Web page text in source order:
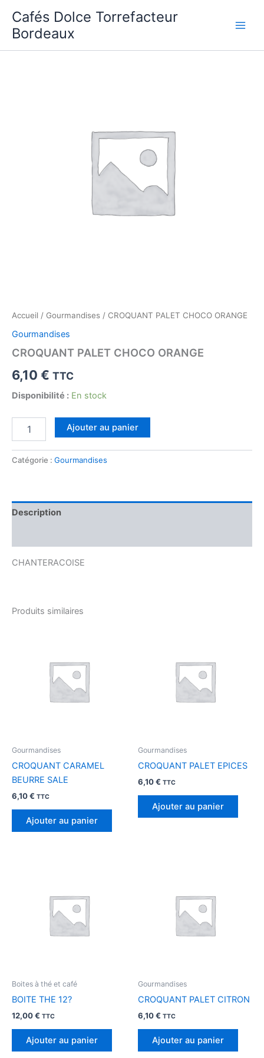
contenu
Cafés Dolce Torrefacteur
Bordeaux
Accueil / Gourmandises / CROQUANT PALET CHOCO ORANGE
Gourmandises
CROQUANT PALET CHOCO ORANGE
6,10 € TTC
Disponibilité : En stock
PALET
Ajouter au panier
Catégorie : Gourmandises
Description
CHANTERACOISE
Produits similaires
Gourmandises
CROQUANT CARAMEL
BEURRE SALE
6,10€ TTC
Ajouter au panier
Gourmandises
CROQUANT PALET EPICES
6,10€ TTC
Ajouter au panier
Boites à thé et café
BOITE THE 12?
12,00€ TTC
Ajouter au panier
Gourmandises
CROQUANT PALET CITRON
6,10€ TTC
Ajouter au panier